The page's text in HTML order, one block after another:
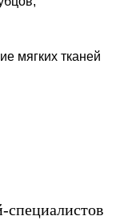
мягких тканей
специалистов